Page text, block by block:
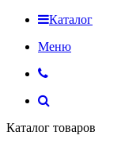
Каталог
Меню
Каталог товаров